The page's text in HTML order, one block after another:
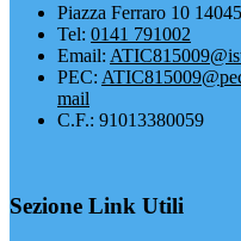
Piazza Ferraro 10
Tel: 0141 791002
Email:
PEC:
mail
C.F.: 91013380059
Sezione Link Utili